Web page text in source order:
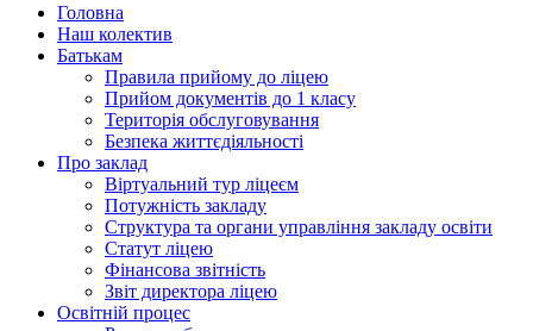
Головна
Наш колектив
Батькам
Правила прийому до ліцею
Прийом документів до 1 класу
Територія обслуговування
Безпека життєдіяльності
Про заклад
Віртуальний тур ліцеєм
Потужність закладу
Структура та органи управління закладу освіти
Статут ліцею
Фінансова звітність
Звіт директора ліцею
Освітній процес